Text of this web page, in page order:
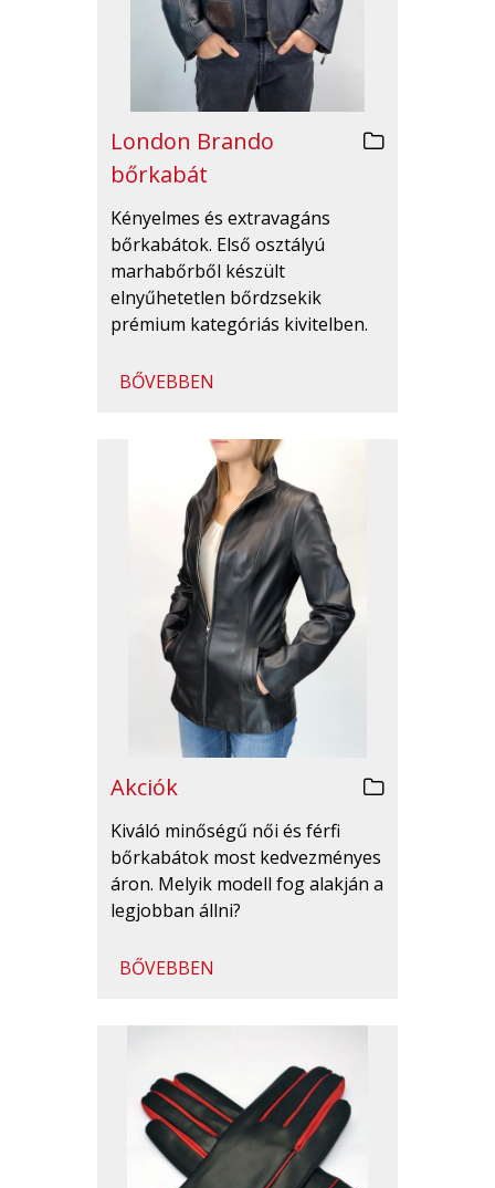
London Brando
bőrkabát
Kényelmes és extravagáns
bőrkabátok. Első osztályú
marhabőrből készült
elnyűhetetlen bőrdzsekik
prémium kategóriás kivitelben.
BŐVEBBEN
Akciók
Kiváló minőségű női és férfi
bőrkabátok most kedvezményes
áron. Melyik modell fog alakján a
legjobban állni?
BŐVEBBEN